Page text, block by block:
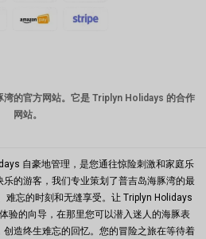
币
西亚
元
湾的官方网站。它是 Triplyn Holidays 的合作
网站。
自豪地管理，是您通往惊险刺激和家庭乐
的游客，我们专业策划了普吉岛海豚湾的最
难忘的时刻和无缝享受。让 Triplyn Holidays
验的向导，在那里您可以潜入迷人的海豚表
造终生难忘的回忆。您的冒险之旅在等待着